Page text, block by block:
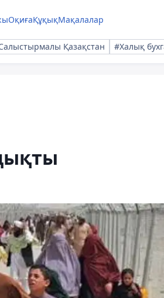
ОқиғаҚұқықМақалалар
Қазақстан #Халық